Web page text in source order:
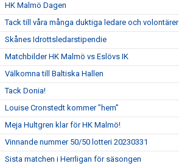
HK Malmö Dagen
Tack till våra många duktiga ledare och volontärer
Skånes Idrottsledarstipendie
Matchbilder HK Malmö vs Eslövs IK
Välkomna till Baltiska Hallen
Tack Donia!
Louise Cronstedt kommer ”hem”
Meja Hultgren klar för HK Malmö!
Vinnande nummer 50/50 lotteri 20230331
Sista matchen i Herrligan för säsongen